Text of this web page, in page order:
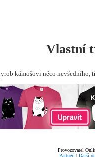
Vlastní
kámošovi něco nevšedního,
Provozovatel
Partneři | Další